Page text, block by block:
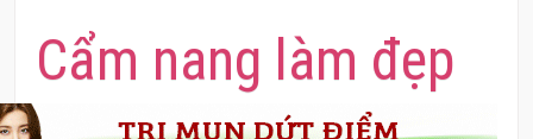
Cẩm nang làm đẹp